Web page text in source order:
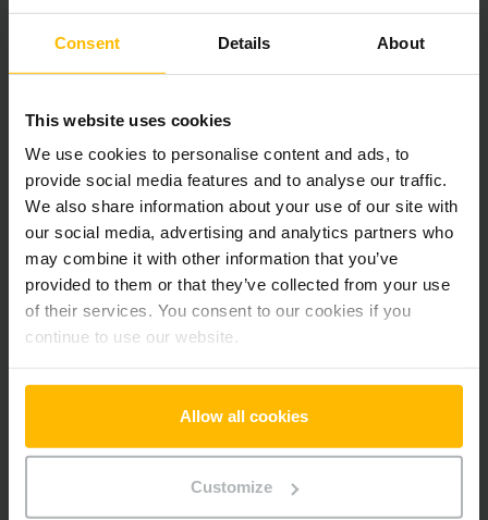
Consent Details About
This website uses cookies
We use cookies to personalise content and ads, to
provide social media features and to analyse our traffic.
We also share information about your use of our site with
our social media, advertising and analytics partners who
may combine it with other information that you’ve
provided to them or that they’ve collected from your use
of their services. You consent to our cookies if you
continue to use our website.
Allow all cookies
Customize
Informácie o výrobku
Nasledujúca časť poskytuje komplexný prehľad technických
špecifikácií a vybavenia vozidla.
Technické údaje
150 Ah
2025